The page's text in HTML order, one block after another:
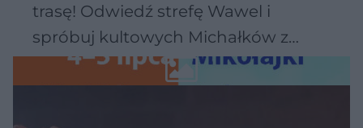
trasę! Odwiedź strefę Wawel i
spróbuj kultowych Michałków z
Wawelu